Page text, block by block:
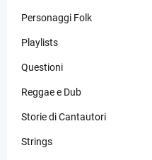
Personaggi Folk
Playlists
Questioni
Reggae e Dub
Storie di Cantautori
Strings